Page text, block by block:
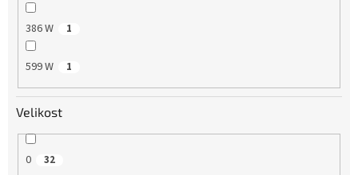
386 W 1
599 W 1
Velikost
0 32